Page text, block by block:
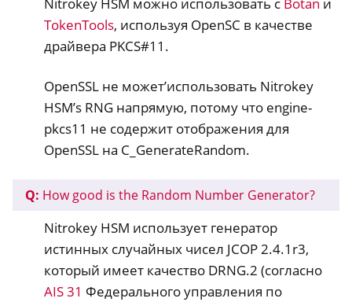
TokenTools, используя OpenSC в качестве
драйвера PKCS#11.
OpenSSL не может’использовать Nitrokey
HSM’s RNG напрямую, потому что engine-
pkcs11 не содержит отображения для
OpenSSL на C_GenerateRandom.
Q: How good is the Random Number Generator?
Nitrokey HSM использует генератор
истинных случайных чисел JCOP 2.4.1r3,
который имеет качество DRNG.2 (согласно
AIS 31 Федерального управления по